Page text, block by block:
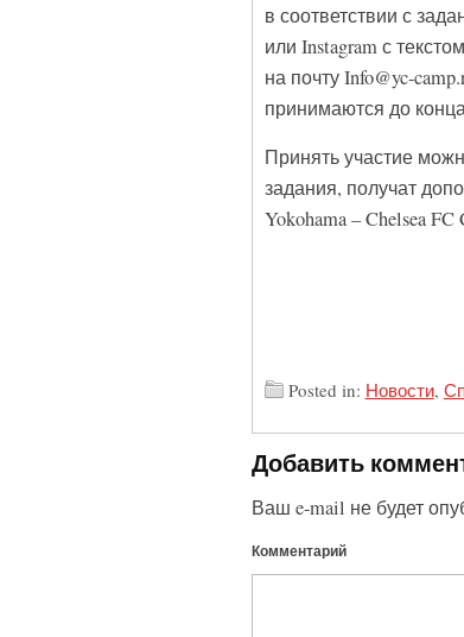
в соответствии с
или Instagram с
на почту Info@yc-
принимаются до
Принять участие
задания, получат
Yokohama – Chelsea FC
Posted in: Новости,
Добавить
Ваш e-mail не будет
Комментарий